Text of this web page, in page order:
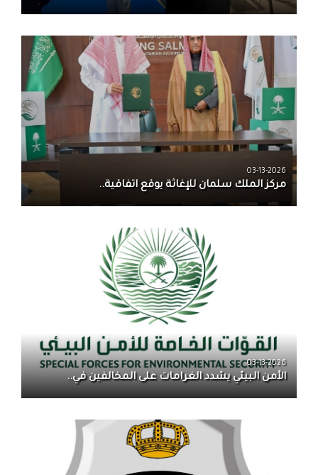
03-13-2026
مركز الملك سلمان للإغاثة يوقع اتفاقية..
03-13-2026
الأمن البيئي يشدد الغرامات على المخالفين في..